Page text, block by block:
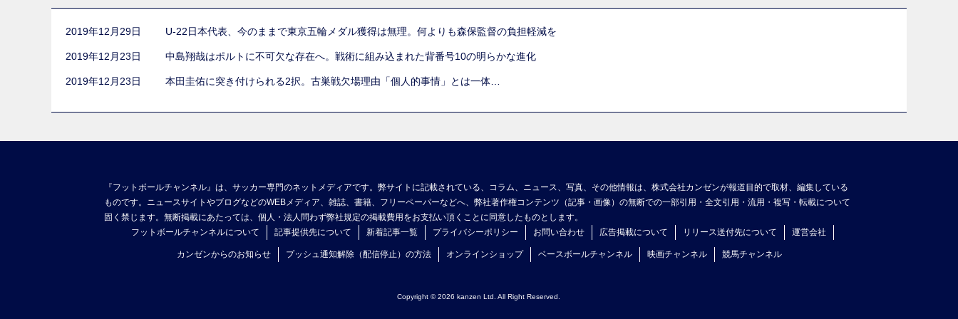
2019年12月29日 U-22日本代表、今のままで東京五輪メダル獲得は無理。何よりも森保監督の負担軽減を
2019年12月23日 中島翔哉はポルトに不可欠な存在へ。戦術に組み込まれた背番号10の明らかな進化
2019年12月23日 本田圭佑に突き付けられる2択。古巣戦欠場理由「個人的事情」とは一体…
『フットボールチャンネル』は、サッカー専門のネットメディアです。弊サイトに記載されている、コラム、ニュース、写真、その他情報は、株式会社カンゼンが報道目的で取材、編集している
ものです。ニュースサイトやブログなどのWEBメディア、雑誌、書籍、フリーペーパーなどへ、弊社著作権コンテンツ（記事・画像）の無断での一部引用・全文引用・流用・複写・転載について
固く禁じます。無断掲載にあたっては、個人・法人問わず弊社規定の掲載費用をお支払い頂くことに同意したものとします。
フットボールチャンネルについて
記事提供先について 新着記事一覧 プライバシーポリシー お問い合わせ 広告掲載について リリース送付先について 運営会社
カンゼンからのお知らせ プッシュ通知解除（配信停止）の方法 オンラインショップ ベースボールチャンネル 映画チャンネル 競馬チャンネル
Copyright © 2026 kanzen Ltd. All Right Reserved.